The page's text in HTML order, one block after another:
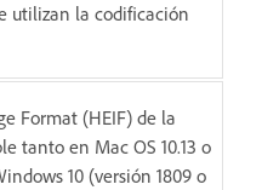
utilizan la codificación
Format (HEIF) de la
tanto en Mac OS 10.13 o
10 (versión 1809 o